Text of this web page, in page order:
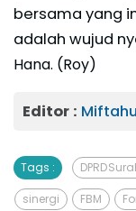
bersama yang
adalah wujud
Hana. (Roy)
Editor :
Tags : DPRD
sinergi FBM